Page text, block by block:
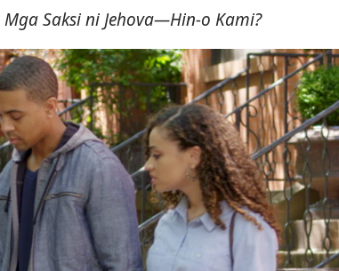
Mga Saksi ni Jehova—Hin-o Kami?